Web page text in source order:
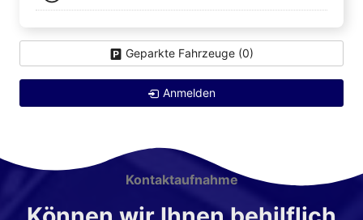
Geparkte Fahrzeuge (0)
Anmelden
Kontaktaufnahme